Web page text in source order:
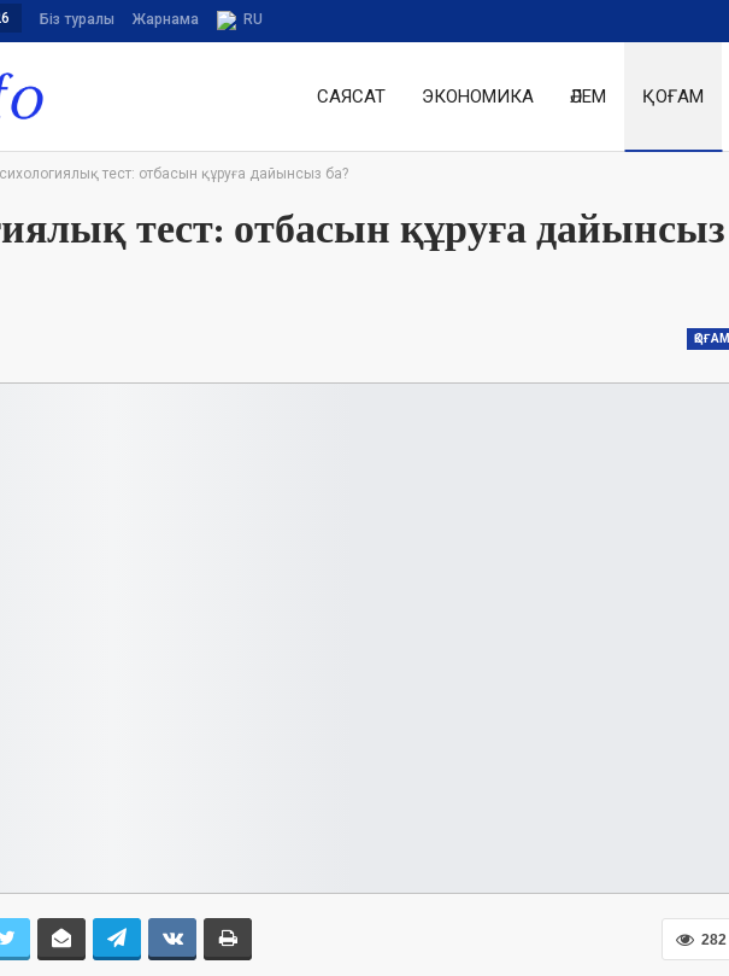
Біз туралы Жарнама RU
САЯСАТ ЭКОНОМИКА ӘЛЕМ ҚОҒАМ
тест: отбасын құруға дайынсыз ба?
тест: отбасын құруға дайынсыз
ҚОҒАМ
282